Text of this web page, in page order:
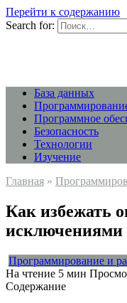
Перейти к содержанию
Search for:
База данных
Программное
Безопасность
Технологии
Изучение
Главная »
Как избежать
исключениями
Программирование и
На чтение 5 мин
Содержание